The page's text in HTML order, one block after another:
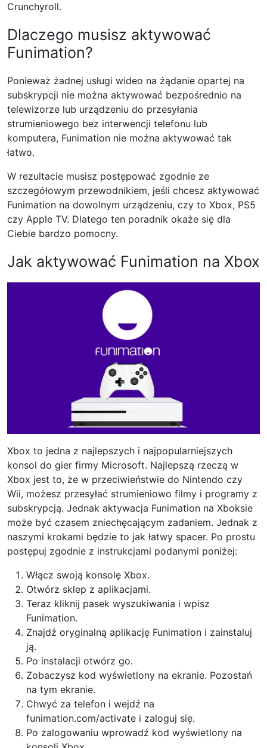
Crunchyroll.
Dlaczego musisz aktywować
Funimation?
Ponieważ żadnej usługi wideo na żądanie opartej na
subskrypcji nie można aktywować bezpośrednio na
telewizorze lub urządzeniu do przesyłania
strumieniowego bez interwencji telefonu lub
komputera, Funimation nie można aktywować tak
łatwo.
W rezultacie musisz postępować zgodnie ze
szczegółowym przewodnikiem, jeśli chcesz aktywować
Funimation na dowolnym urządzeniu, czy to Xbox, PS5
czy Apple TV. Dlatego ten poradnik okaże się dla
Ciebie bardzo pomocny.
Jak aktywować Funimation na Xbox
Xbox to jedna z najlepszych i najpopularniejszych
konsol do gier firmy Microsoft. Najlepszą rzeczą w
Xbox jest to, że w przeciwieństwie do Nintendo czy
Wii, możesz przesyłać strumieniowo filmy i programy z
subskrypcją. Jednak aktywacja Funimation na Xboksie
może być czasem zniechęcającym zadaniem. Jednak z
naszymi krokami będzie to jak łatwy spacer. Po prostu
postępuj zgodnie z instrukcjami podanymi poniżej:
Włącz swoją konsolę Xbox.
Otwórz sklep z aplikacjami.
Teraz kliknij pasek wyszukiwania i wpisz
Funimation.
Znajdź oryginalną aplikację Funimation i zainstaluj
ją.
Po instalacji otwórz go.
Zobaczysz kod wyświetlony na ekranie. Pozostań
na tym ekranie.
Chwyć za telefon i wejdź na
funimation.com/activate i zaloguj się.
Po zalogowaniu wprowadź kod wyświetlony na